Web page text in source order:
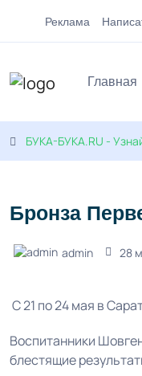
Реклама
Главная
БУКА-БУКА.RU -
Бронза
admin 28
С 21 по 24 мая в
Воспитанники
блестящие